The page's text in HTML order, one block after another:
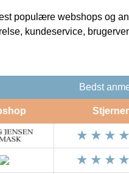
populære webshops og
kundeservice,
Bedst
Stjerner